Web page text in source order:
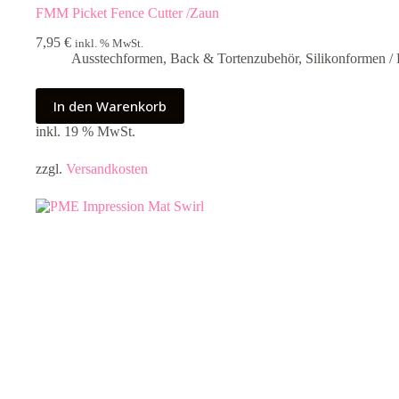
FMM Picket Fence Cutter /Zaun
7,95 € inkl. % MwSt.
Ausstechformen, Back & Tortenzubehör, Silikonformen /
In den Warenkorb
inkl. 19 % MwSt.
zzgl. Versandkosten